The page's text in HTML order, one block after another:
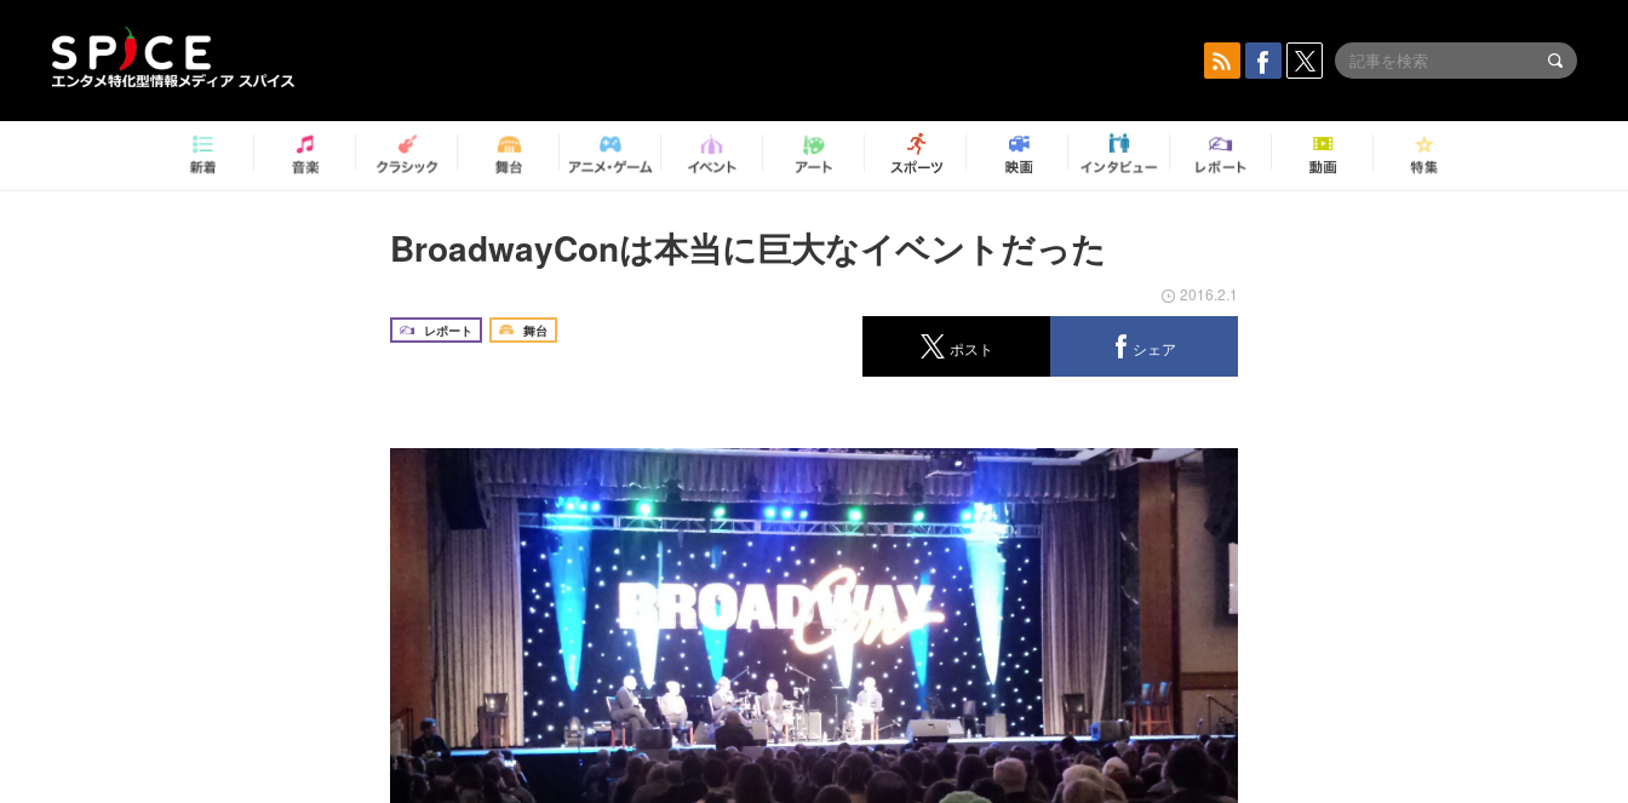
BroadwayConは本当に巨大なイベントだった
レポート 舞台
2016.2.1
ポスト シェア